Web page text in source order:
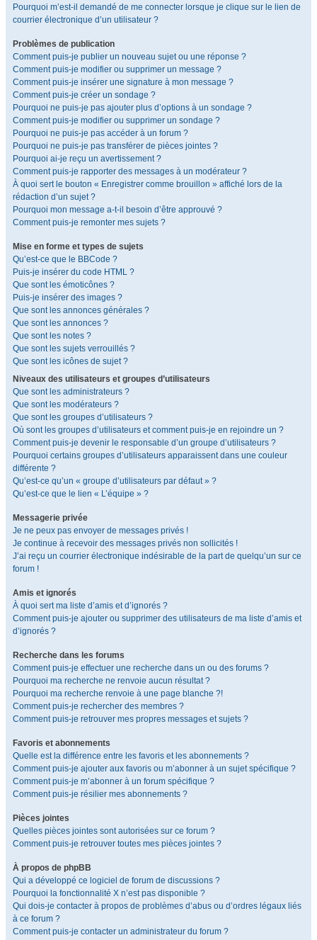
Pourquoi m’est-il demandé de me connecter lorsque je clique sur le lien de
courrier électronique d’un utilisateur ?
Problèmes de publication
Comment puis-je publier un nouveau sujet ou une réponse ?
Comment puis-je modifier ou supprimer un message ?
Comment puis-je insérer une signature à mon message ?
Comment puis-je créer un sondage ?
Pourquoi ne puis-je pas ajouter plus d’options à un sondage ?
Comment puis-je modifier ou supprimer un sondage ?
Pourquoi ne puis-je pas accéder à un forum ?
Pourquoi ne puis-je pas transférer de pièces jointes ?
Pourquoi ai-je reçu un avertissement ?
Comment puis-je rapporter des messages à un modérateur ?
À quoi sert le bouton « Enregistrer comme brouillon » affiché lors de la
rédaction d’un sujet ?
Pourquoi mon message a-t-il besoin d’être approuvé ?
Comment puis-je remonter mes sujets ?
Mise en forme et types de sujets
Qu’est-ce que le BBCode ?
Puis-je insérer du code HTML ?
Que sont les émoticônes ?
Puis-je insérer des images ?
Que sont les annonces générales ?
Que sont les annonces ?
Que sont les notes ?
Que sont les sujets verrouillés ?
Que sont les icônes de sujet ?
Niveaux des utilisateurs et groupes d’utilisateurs
Que sont les administrateurs ?
Que sont les modérateurs ?
Que sont les groupes d’utilisateurs ?
Où sont les groupes d’utilisateurs et comment puis-je en rejoindre un ?
Comment puis-je devenir le responsable d’un groupe d’utilisateurs ?
Pourquoi certains groupes d’utilisateurs apparaissent dans une couleur
différente ?
Qu’est-ce qu’un « groupe d’utilisateurs par défaut » ?
Qu’est-ce que le lien « L’équipe » ?
Messagerie privée
Je ne peux pas envoyer de messages privés !
Je continue à recevoir des messages privés non sollicités !
J’ai reçu un courrier électronique indésirable de la part de quelqu’un sur ce
forum !
Amis et ignorés
À quoi sert ma liste d’amis et d’ignorés ?
Comment puis-je ajouter ou supprimer des utilisateurs de ma liste d’amis et
d’ignorés ?
Recherche dans les forums
Comment puis-je effectuer une recherche dans un ou des forums ?
Pourquoi ma recherche ne renvoie aucun résultat ?
Pourquoi ma recherche renvoie à une page blanche ?!
Comment puis-je rechercher des membres ?
Comment puis-je retrouver mes propres messages et sujets ?
Favoris et abonnements
Quelle est la différence entre les favoris et les abonnements ?
Comment puis-je ajouter aux favoris ou m’abonner à un sujet spécifique ?
Comment puis-je m’abonner à un forum spécifique ?
Comment puis-je résilier mes abonnements ?
Pièces jointes
Quelles pièces jointes sont autorisées sur ce forum ?
Comment puis-je retrouver toutes mes pièces jointes ?
À propos de phpBB
Qui a développé ce logiciel de forum de discussions ?
Pourquoi la fonctionnalité X n’est pas disponible ?
Qui dois-je contacter à propos de problèmes d’abus ou d’ordres légaux liés
à ce forum ?
Comment puis-je contacter un administrateur du forum ?